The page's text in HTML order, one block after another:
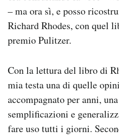
NEWSLETTER
SHOP
CALENDARIO
– ma ora sì, e posso
Richard Rhodes, con quel
premio Pulitzer.
Con la lettura del libro di
mia testa una di quelle
accompagnato per anni,
semplificazioni e
fare uso tutti i giorni.